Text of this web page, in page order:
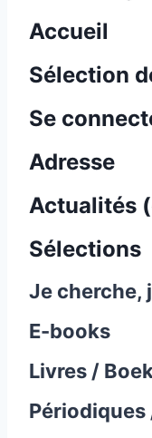
Accueil
Sélection
Se
Adresse
Actualités
Sélections
Je cherche,
E-books
Livres /